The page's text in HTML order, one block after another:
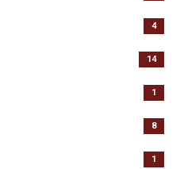
4
14
1
8
1